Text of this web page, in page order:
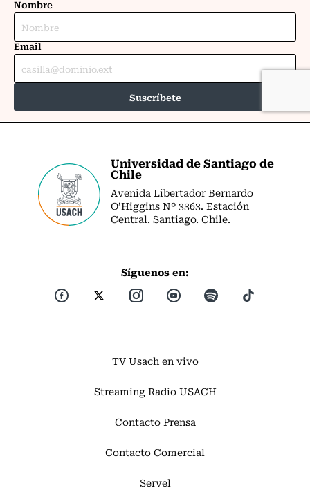
Universidad de Santiago de
Chile
Avenida Libertador Bernardo
O’Higgins Nº 3363. Estación
Central. Santiago. Chile.
Síguenos en:
TV Usach en vivo
Streaming Radio USACH
Contacto Prensa
Contacto Comercial
Servel